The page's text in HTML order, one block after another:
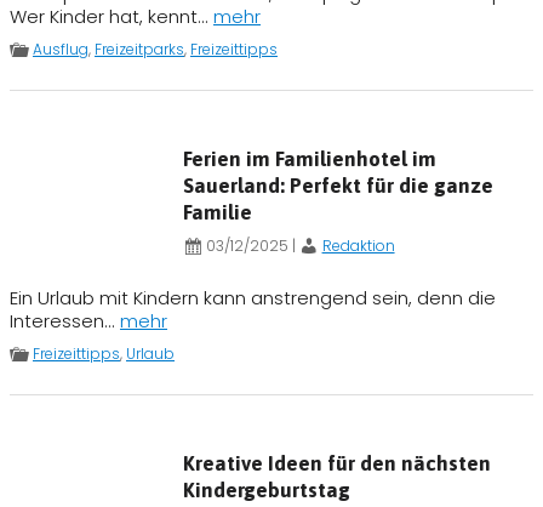
Wer Kinder hat, kennt... mehr
Ausflug, Freizeitparks, Freizeittipps
Ferien im Familienhotel im
Sauerland: Perfekt für die ganze
Familie
03/12/2025 | Redaktion
Ein Urlaub mit Kindern kann anstrengend sein, denn die
Interessen... mehr
Freizeittipps, Urlaub
Kreative Ideen für den nächsten
Kindergeburtstag